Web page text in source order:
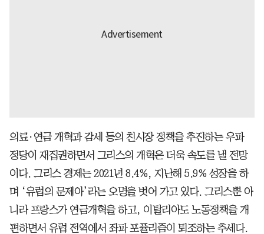
의료·연금 개혁과 감세 등의 친시장 정책을 추진하는 우파
정당이 재집권하면서 그리스의 개혁은 더욱 속도를 낼 전망
이다. 그리스 경제는 2021년 8.4%, 지난해 5.9% 성장을 하
며 ‘유럽의 문제아’라는 오명을 벗어 가고 있다. 그리스뿐 아
니라 프랑스가 연금개혁을 하고, 이탈리아도 노동정책을 개
편하면서 유럽 전역에서 좌파 포퓰리즘이 퇴조하는 추세다.